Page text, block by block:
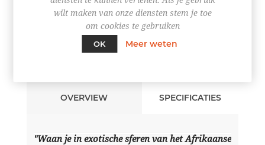
OVERVIEW SPECIFICATIES
"Waan je in exotische sferen van het Afrikaanse
wilt maken van onze diensten stem je toe
om cookies te gebruiken
OK
Meer weten